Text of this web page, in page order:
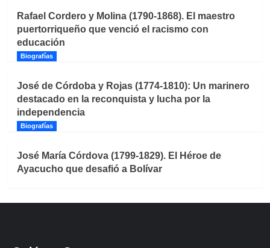
Rafael Cordero y Molina (1790-1868). El maestro
puertorriqueño que venció el racismo con
educación
Biografías
José de Córdoba y Rojas (1774-1810): Un marinero
destacado en la reconquista y lucha por la
independencia
Biografías
José María Córdova (1799-1829). El Héroe de
Ayacucho que desafió a Bolívar